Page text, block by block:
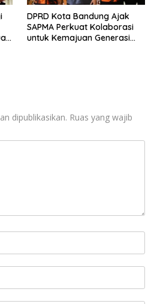
DPRD Kota Bandung Ajak
SAPMA Perkuat Kolaborasi
untuk Kemajuan Generasi
dipublikasikan. Ruas yang wajib